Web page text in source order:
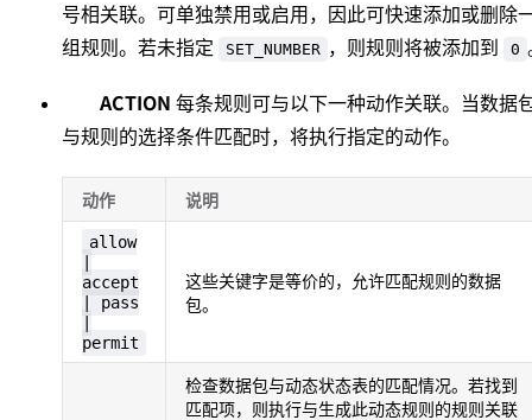
号相关联。可单独禁用或启用，因此可快速添加或删除
组规则。若未指定
SET_NUMBER ，则规则将被添加到 0
ACTION 每条规则可与以下一种动作关联。当数据
与规则的选择条件匹配时，将执行指定的动作。
动作 说明
allow
|
accept
| pass
|
permit
这些关键字是等价的，允许匹配规则的数据
包。
检查数据包与动态状态表的匹配情况。若找到
匹配项，则执行与生成此动态规则的规则关联